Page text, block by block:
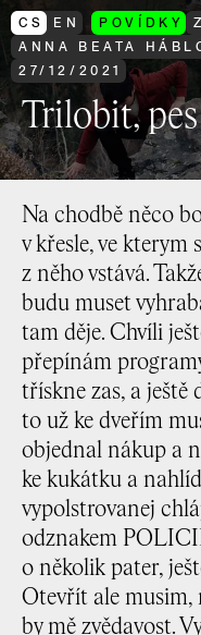
CS EN POVÍDKY
ANNA BEATA
27/ 12/ 2021
Trilobit,
Na chodbě něco
v křesle, ve kterym
z něho vstává.
budu muset
tam děje. Chvíli
přepínám
třískne zas, a ještě
to už ke dveřím
objednal nákup a
ke kukátku a
vypolstrovanej
odznakem
o několik pater,
Otevřít ale musim,
by mě zvědavost.